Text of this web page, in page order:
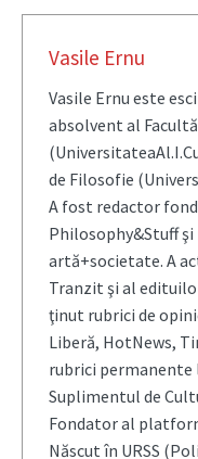
Vasile Ernu
Vasile Ernu este
absolvent al
de Filosofie
A fost redactor
Philosophy&Stuff
artă+societate. A
Tranzit şi al
ţinut rubrici de
Liberă, HotNews,
rubrici permanente
Suplimentul de
Fondator al
Născut în URSS